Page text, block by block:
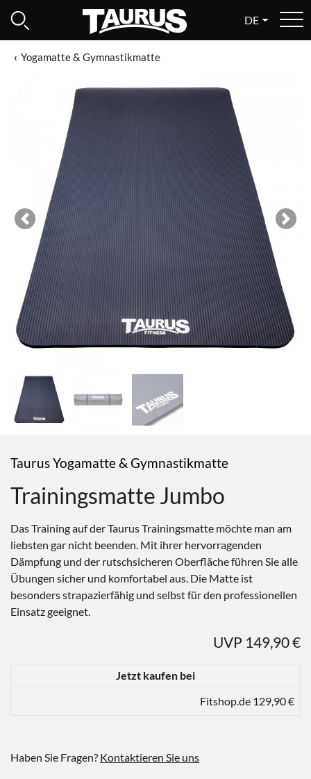
DE
Yogamatte & Gymnastikmatte
Previous Next
Taurus Yogamatte & Gymnastikmatte
Trainingsmatte Jumbo
Das Training auf der Taurus Trainingsmatte möchte man am
liebsten gar nicht beenden. Mit ihrer hervorragenden
Dämpfung und der rutschsicheren Oberfläche führen Sie alle
Übungen sicher und komfortabel aus. Die Matte ist
besonders strapazierfähig und selbst für den professionellen
Einsatz geeignet.
UVP 149,90 €
Jetzt kaufen bei
Fitshop.de 129,90 €
Haben Sie Fragen? Kontaktieren Sie uns